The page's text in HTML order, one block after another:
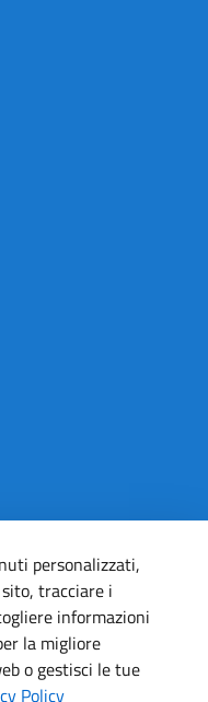
personalizzati,
tracciare i
informazioni
la migliore
o gestisci le tue
Policy